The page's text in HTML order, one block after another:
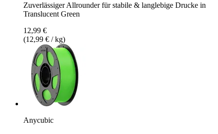
Zuverlässiger Allrounder für stabile & langlebige Drucke in
Translucent Green
12,99 €
(12,99 € / kg)
Anycubic